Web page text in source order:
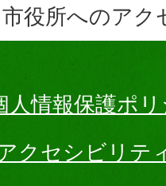
市役所へのアク
人情報保護ポ
クセシビリテ